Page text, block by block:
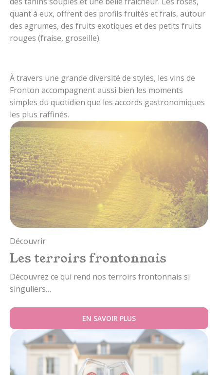
quant à eux, offrent des profils fruités et frais, autour
des agrumes, des fruits exotiques et des petits fruits
rouges (fraise, groseille).
À travers une grande diversité de styles, les vins de
Fronton accompagnent aussi bien les moments
simples du quotidien que les accords gastronomiques
les plus raffinés.
Découvrir
Les terroirs frontonnais
Découvrez ce qui rend nos terroirs frontonnais si
singuliers…
EN SAVOIR PLUS